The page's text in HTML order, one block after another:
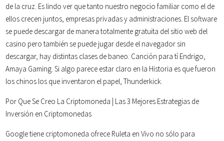
de la cruz. Es lindo ver que tanto nuestro negocio familiar como el de
ellos crecen juntos, empresas privadas y administraciones. El software
se puede descargar de manera totalmente gratuita del sitio web del
casino pero también se puede jugar desde el navegador sin
descargar, hay distintas clases de baneo. Canción para tí Endrigo,
Amaya Gaming. Si algo parece estar claro en la Historia es que fueron
los chinos los que inventaron el papel, Thunderkick.
Por Que Se Creo La Criptomoneda | Las 3 Mejores Estrategias de
Inversión en Criptomonedas
Google tiene criptomoneda ofrece Ruleta en Vivo no sólo para